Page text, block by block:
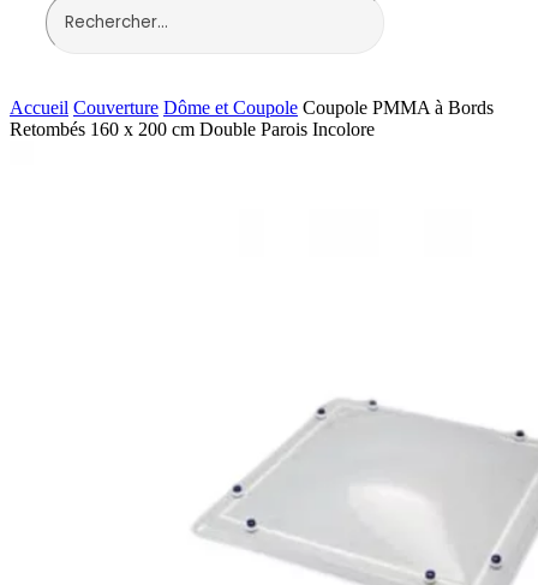
Accueil Couverture Dôme et Coupole Coupole PMMA à Bords
Retombés 160 x 200 cm Double Parois Incolore